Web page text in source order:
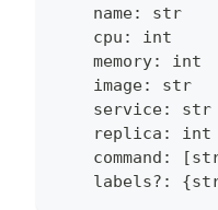
    name
:
str
    cpu
:
int
    memory
:
int
    image
:
str
    service
: str
    replica
: int
    command
: [
    labels
? : {